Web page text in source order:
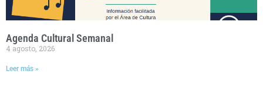
Agenda Cultural Semanal
4 agosto, 2026
Leer más »